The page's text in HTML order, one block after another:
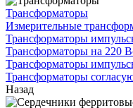
Трансформаторы
Измерительные
Трансформаторы
Трансформаторы на 220
Трансформаторы
Трансформаторы
Назад